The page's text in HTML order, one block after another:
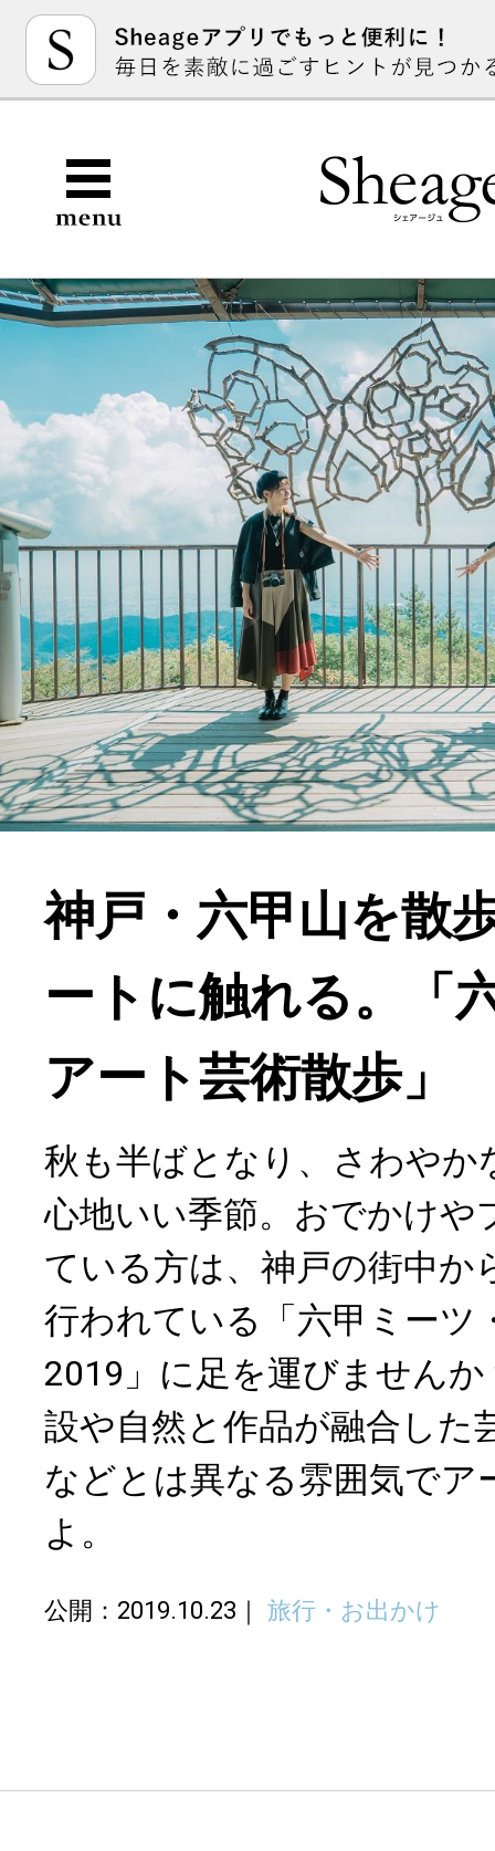
神戸・六甲山を散
ートに触れる。「
アート芸術散歩」
秋も半ばとなり、さわやか
心地いい季節。おでかけや
ている方は、神戸の街中か
行われている「六甲ミーツ
2019」に足を運びません
設や自然と作品が融合した
などとは異なる雰囲気でア
よ。
公開：2019.10.23 旅行・お出かけ